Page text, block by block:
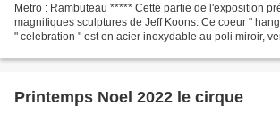
Metro : Rambuteau ***** Cette partie de l'exposition
magnifiques sculptures de Jeff Koons. Ce coeur "
" celebration " est en acier inoxydable au poli miroir,
Printemps Noel 2022 le cirque